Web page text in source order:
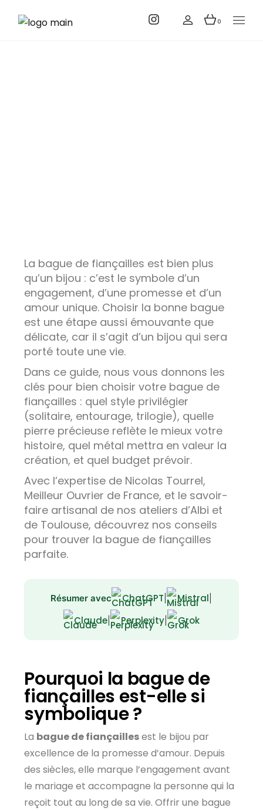
0
La bague de fiançailles est bien plus
qu’un bijou : c’est le symbole d’un
engagement, d’une promesse et d’un
amour unique. Choisir la bonne bague
est une étape aussi émouvante que
délicate, car il s’agit d’un bijou qui sera
porté toute une vie.
Dans ce guide, nous vous donnons les
clés pour bien choisir votre bague de
fiançailles : quel style privilégier
(solitaire, entourage, trilogie), quelle
pierre précieuse reflète le mieux votre
histoire, quel métal mettra en valeur la
création, et quel budget prévoir.
Avec l’expertise de Nicolas Tourrel,
Meilleur Ouvrier de France, et le savoir-
faire artisanal de nos ateliers d’Albi et
de Toulouse, découvrez nos conseils
pour trouver la bague de fiançailles
parfaite.
Résumer avec ChatGPT | Mistral
Claude| Perplexity| Grok
Pourquoi la bague de
fiançailles est-elle si
symbolique ?
La bague de fiançaillesest le bijou par
excellence de la promesse d’amour. Depuis
des siècles, elle marque l’engagement avant
le mariage et accompagne la personne qui la
reçoit tout au long de sa vie. Offrir une bague